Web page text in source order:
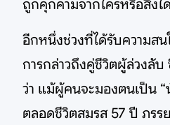
ถูกคุกคามจากใครหรือสิ่งใ
อีกหนึ่งช่วงที่ได้รับความสน
การกล่าวถึงคู่ชีวิตผู้ล่วงลั
ว่า แม้ผู้คนจะมองตนเป็น
ตลอดชีวิตสมรส 57 ปี ภรร